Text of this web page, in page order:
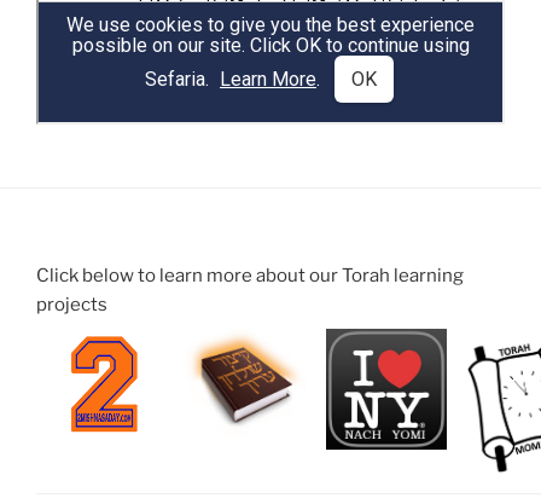
Click below to learn more about our Torah learning
projects